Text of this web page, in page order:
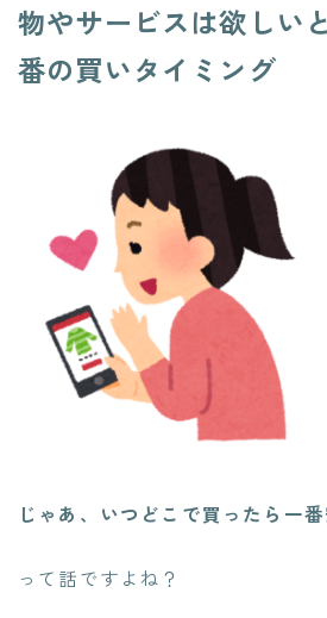
物やサービスは欲しい
番の買いタイミング
じゃあ、いつどこで買ったら一
って話ですよね？